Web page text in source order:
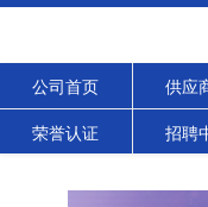
公司首页 供应
荣誉认证 招聘